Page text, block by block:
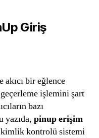
Giriş
akıcı bir eğlence
işlemini şart
bazı
yazıda, pinup erişim
kimlik kontrolü sistemi